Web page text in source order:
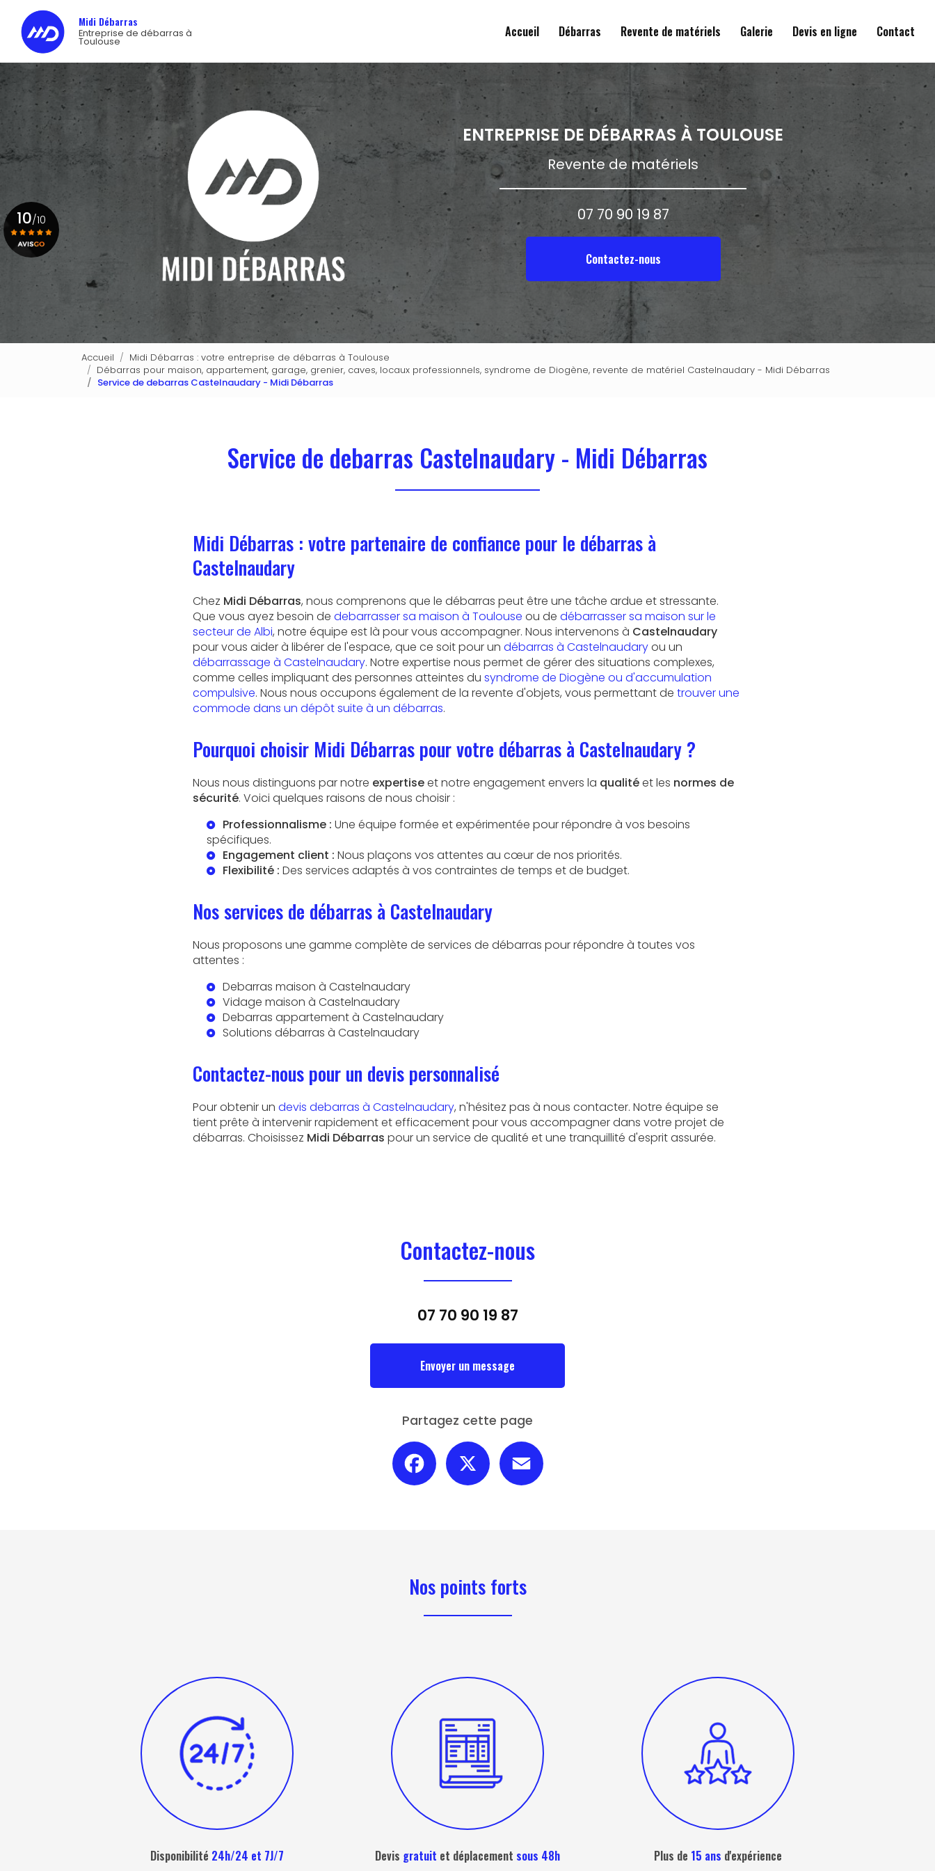
contenu
principal
Midi Débarras
Entreprise de débarras à
Toulouse
Accueil
Débarras Revente de matériels Galerie Devis en ligne Contact
ENTREPRISE DE DÉBARRAS À TOULOUSE
Revente de matériels
07 70 90 19 87
Contactez-nous
10/10
Voir le certificat
Accueil
Midi Débarras : votre entreprise de débarras à Toulouse
Débarras pour maison, appartement, garage, grenier, caves, locaux professionnels, syndrome de Diogène, revente de matériel Castelnaudary - Midi Débarras
Service de debarras Castelnaudary - Midi Débarras
Service de debarras Castelnaudary - Midi Débarras
Midi Débarras : votre partenaire de confiance pour le débarras à
Castelnaudary
Chez Midi Débarras, nous comprenons que le débarras peut être une tâche ardue et stressante.
Que vous ayez besoin de debarrasser sa maison à Toulouse ou de débarrasser sa maison sur le
secteur de Albi, notre équipe est là pour vous accompagner. Nous intervenons à Castelnaudary
pour vous aider à libérer de l'espace, que ce soit pour un débarras à Castelnaudaryou un
débarrassage à Castelnaudary. Notre expertise nous permet de gérer des situations complexes,
comme celles impliquant des personnes atteintes du syndrome de Diogène ou d'accumulation
compulsive. Nous nous occupons également de la revente d'objets, vous permettant de trouver une
commode dans un dépôt suite à un débarras.
Pourquoi choisir Midi Débarras pour votre débarras à Castelnaudary ?
Nous nous distinguons par notre expertiseet notre engagement envers la qualitéet les normes de
sécurité. Voici quelques raisons de nous choisir :
Professionnalisme : Une équipe formée et expérimentée pour répondre à vos besoins
spécifiques.
Engagement client : Nous plaçons vos attentes au cœur de nos priorités.
Flexibilité : Des services adaptés à vos contraintes de temps et de budget.
Nos services de débarras à Castelnaudary
Nous proposons une gamme complète de services de débarras pour répondre à toutes vos
attentes :
Debarras maison à Castelnaudary
Vidage maison à Castelnaudary
Debarras appartement à Castelnaudary
Solutions débarras à Castelnaudary
Contactez-nous pour un devis personnalisé
Pour obtenir un devis debarras à Castelnaudary, n'hésitez pas à nous contacter. Notre équipe se
tient prête à intervenir rapidement et efficacement pour vous accompagner dans votre projet de
débarras. Choisissez Midi Débarras pour un service de qualité et une tranquillité d'esprit assurée.
Contactez-nous
07 70 90 19 87
Envoyer un message
Partagez cette page
Facebook
Nos points forts
Disponibilité 24h/24 et 7J/7 Devis gratuit et déplacement sous 48h Plus de 15 ans d'expérience